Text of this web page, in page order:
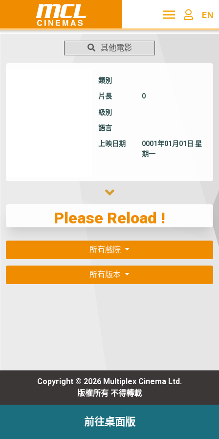
EN
其他電影
類別
片長 0
級別
語言
上映日期
0001年01月01日 星
期一
Please Reload !
所有戲院
所有版本
Copyright © 2026 Multiplex Cinema Ltd.
版權所有 不得轉載
前往桌面版